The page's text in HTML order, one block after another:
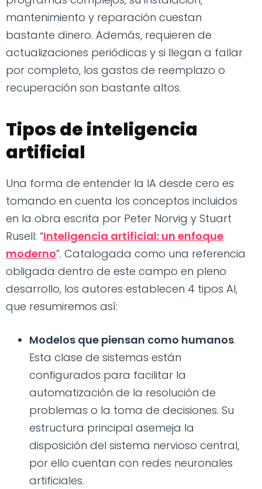
mantenimiento y reparación cuestan
bastante dinero. Además, requieren de
actualizaciones periódicas y si llegan a fallar
por completo, los gastos de reemplazo o
recuperación son bastante altos.
Tipos de inteligencia
artificial
Una forma de entender la IA desde cero es
tomando en cuenta los conceptos incluidos
en la obra escrita por Peter Norvig y Stuart
Rusell: “Inteligencia artificial: un enfoque
moderno”. Catalogada como una referencia
obligada dentro de este campo en pleno
desarrollo, los autores establecen 4 tipos AI,
que resumiremos así:
Modelos que piensan como humanos.
Esta clase de sistemas están
configurados para facilitar la
automatización de la resolución de
problemas o la toma de decisiones. Su
estructura principal asemeja la
disposición del sistema nervioso central,
por ello cuentan con redes neuronales
artificiales.